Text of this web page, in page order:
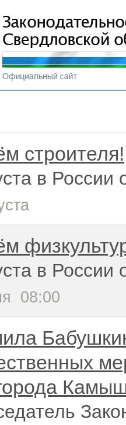
строителя!
в
в России
08:00